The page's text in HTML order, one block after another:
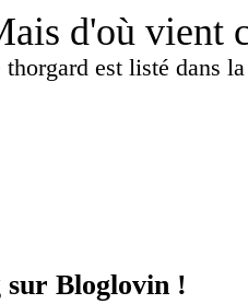
d'où vient
est listé dans
sur Bloglovin !